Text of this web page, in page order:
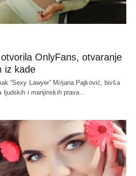
OnlyFans, otvaranje
iz kade
“Sexy Lawyer” Mirjana Pajković, bivša
ljudskih i manjinskih prava…